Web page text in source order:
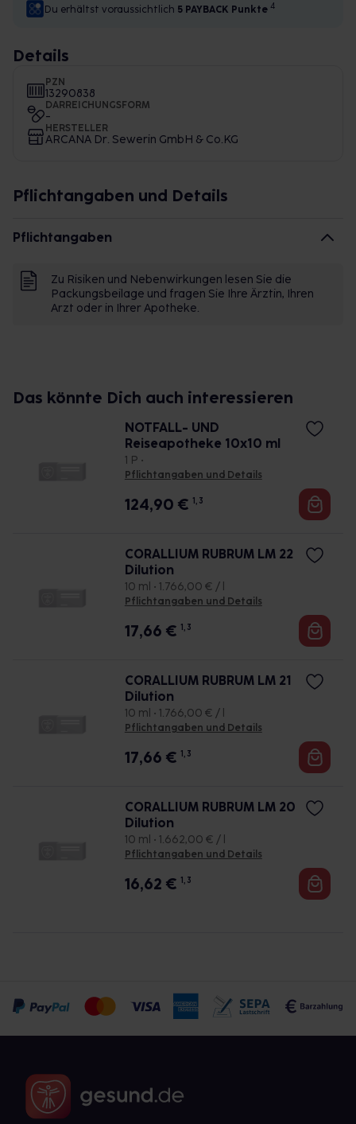
Du erhältst voraussichtlich 5 PAYBACK Punkte 4
Details
PZN
13290838
DARREICHUNGSFORM
-
HERSTELLER
ARCANA Dr. Sewerin GmbH & Co.KG
Pflichtangaben und Details
Pflichtangaben
Zu Risiken und Nebenwirkungen lesen Sie die
Packungsbeilage und fragen Sie Ihre Ärztin, Ihren
Arzt oder in Ihrer Apotheke.
Das könnte Dich auch interessieren
NOTFALL- UND
Reiseapotheke 10x10 ml
1 P •
Pflichtangaben und Details
124,90 € 1, 3
CORALLIUM RUBRUM LM 22
Dilution
10 ml • 1.766,00 € / l
Pflichtangaben und Details
17,66 € 1, 3
CORALLIUM RUBRUM LM 21
Dilution
10 ml • 1.766,00 € / l
Pflichtangaben und Details
17,66 € 1, 3
CORALLIUM RUBRUM LM 20
Dilution
10 ml • 1.662,00 € / l
Pflichtangaben und Details
16,62 € 1, 3